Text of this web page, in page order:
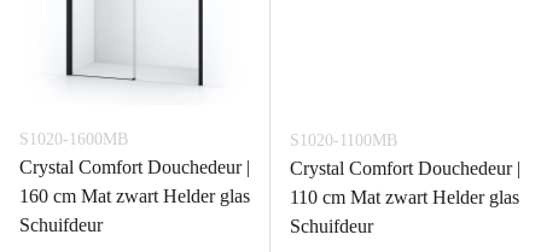
S1020-1600MB
Crystal Comfort Douchedeur |
160 cm Mat zwart Helder glas
Schuifdeur
S1020-1100MB
Crystal Comfort Douchedeur |
110 cm Mat zwart Helder glas
Schuifdeur